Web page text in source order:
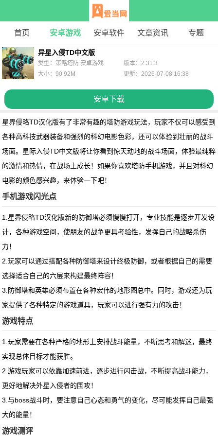
首页 安卓游戏 安卓软件 文章资讯 专题
异星入侵TD中文版
安卓下载
类型：策略塔防 安卓游戏
版本：2.31.3
大小：90.92M
更新：2026-07-08 16:38
星界侵略TD汉化版有了非常有趣的塔防游戏玩法，玩家不仅可以感受到
各种高科技武器装备和强烈的科幻电影色彩，还可以体验到壮丽的战斗
场面。星际入侵TD中文版将让你看到惊天动地的战斗场面，体验最纯粹
的激情和热情，在战场上成长！如果你喜欢塔防手机游戏，并且对科幻
电影的颜色感兴趣，来体验一下吧！
手机游戏闪光点
1.星界侵略TD汉化版新的防御塔必须慢慢打开，专业技能是逐步开发设
计，各种游戏空间，使朋友的战争更具考验性，发挥自己的战略杀伤
力！
2.玩家可以通过搭配各种防御塔来设计终极防御，或者根据自己的需要
选择适合自己的六层来构建最终阵容！
3.防御塔和英雄必须布置在各种宏伟的地形图总中。同时，游戏还为玩
家提供了各种特定的游戏道具，玩家可以进行强有力的攻击！
游戏特点
1.玩家需要在各种严格的地形上安排战斗能量，不断思考和解迷，最终
实现总体目标才能获胜。
2.游戏玩家可以依靠加速前进，逐步进行闪击战，不断提高战斗能力，
更好地解决外星入侵者的围攻！
3.与boss战斗时，要注意自己心态和勇气的变化，尽可能发挥自己最强
大的能量！
游戏测评